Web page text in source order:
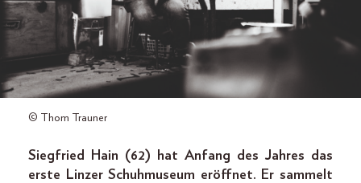
© Thom Trauner
Siegfried Hain (62) hat Anfang des Jahres das
erste Linzer Schuhmuseum eröffnet. Er sammelt